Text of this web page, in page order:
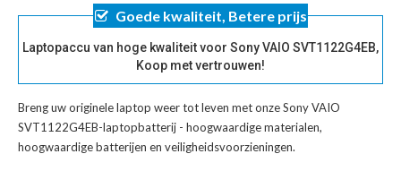
Goede kwaliteit, Betere prijs
Laptopaccu van hoge kwaliteit voor Sony VAIO SVT1122G4EB,
Koop met vertrouwen!
Breng uw originele laptop weer tot leven met onzeSony VAIO
SVT1122G4EB-laptopbatterij - hoogwaardige materialen,
hoogwaardige batterijen en veiligheidsvoorzieningen.